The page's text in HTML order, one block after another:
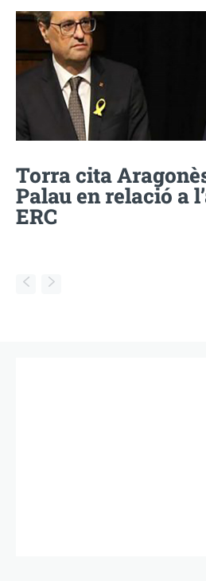
Torra cita
Palau en relació a
ERC